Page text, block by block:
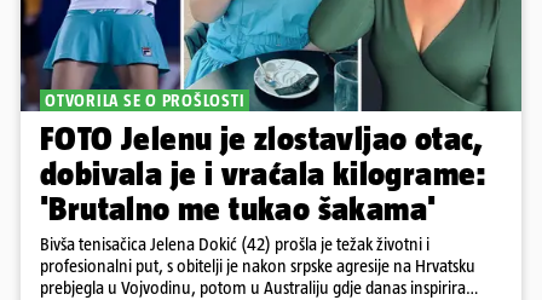
OTVORILA SE O PROŠLOSTI
FOTO Jelenu je zlostavljao otac,
dobivala je i vraćala kilograme:
'Brutalno me tukao šakama'
Bivša tenisačica Jelena Dokić (42) prošla je težak životni i
profesionalni put, s obitelji je nakon srpske agresije na Hrvatsku
prebjegla u Vojvodinu, potom u Australiju gdje danas inspirira